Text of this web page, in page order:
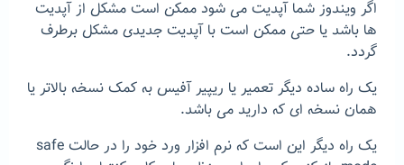
اگر ویندوز شما آپدیت می شود ممکن است مشکل از آپدیت
ها باشد یا حتی ممکن است با آپدیت جدیدی مشکل برطرف
گردد.
یک راه ساده دیگر تعمیر یا ریپیر آفیس به کمک نسخه بالاتر یا
همان نسخه ای که دارید می باشد.
یک راه دیگر این است که نرم افزار ورد خود را در حالت safe